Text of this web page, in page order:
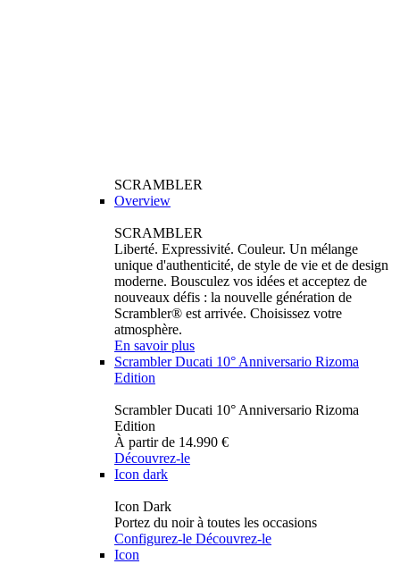
SCRAMBLER
Overview
SCRAMBLER
Liberté. Expressivité. Couleur. Un mélange
unique d'authenticité, de style de vie et de design
moderne. Bousculez vos idées et acceptez de
nouveaux défis : la nouvelle génération de
Scrambler® est arrivée. Choisissez votre
atmosphère.
En savoir plus
Scrambler Ducati 10° Anniversario Rizoma
Edition
Scrambler Ducati 10° Anniversario Rizoma
Edition
À partir de 14.990 €
Découvrez-le
Icon dark
Icon Dark
Portez du noir à toutes les occasions
Configurez-le Découvrez-le
Icon